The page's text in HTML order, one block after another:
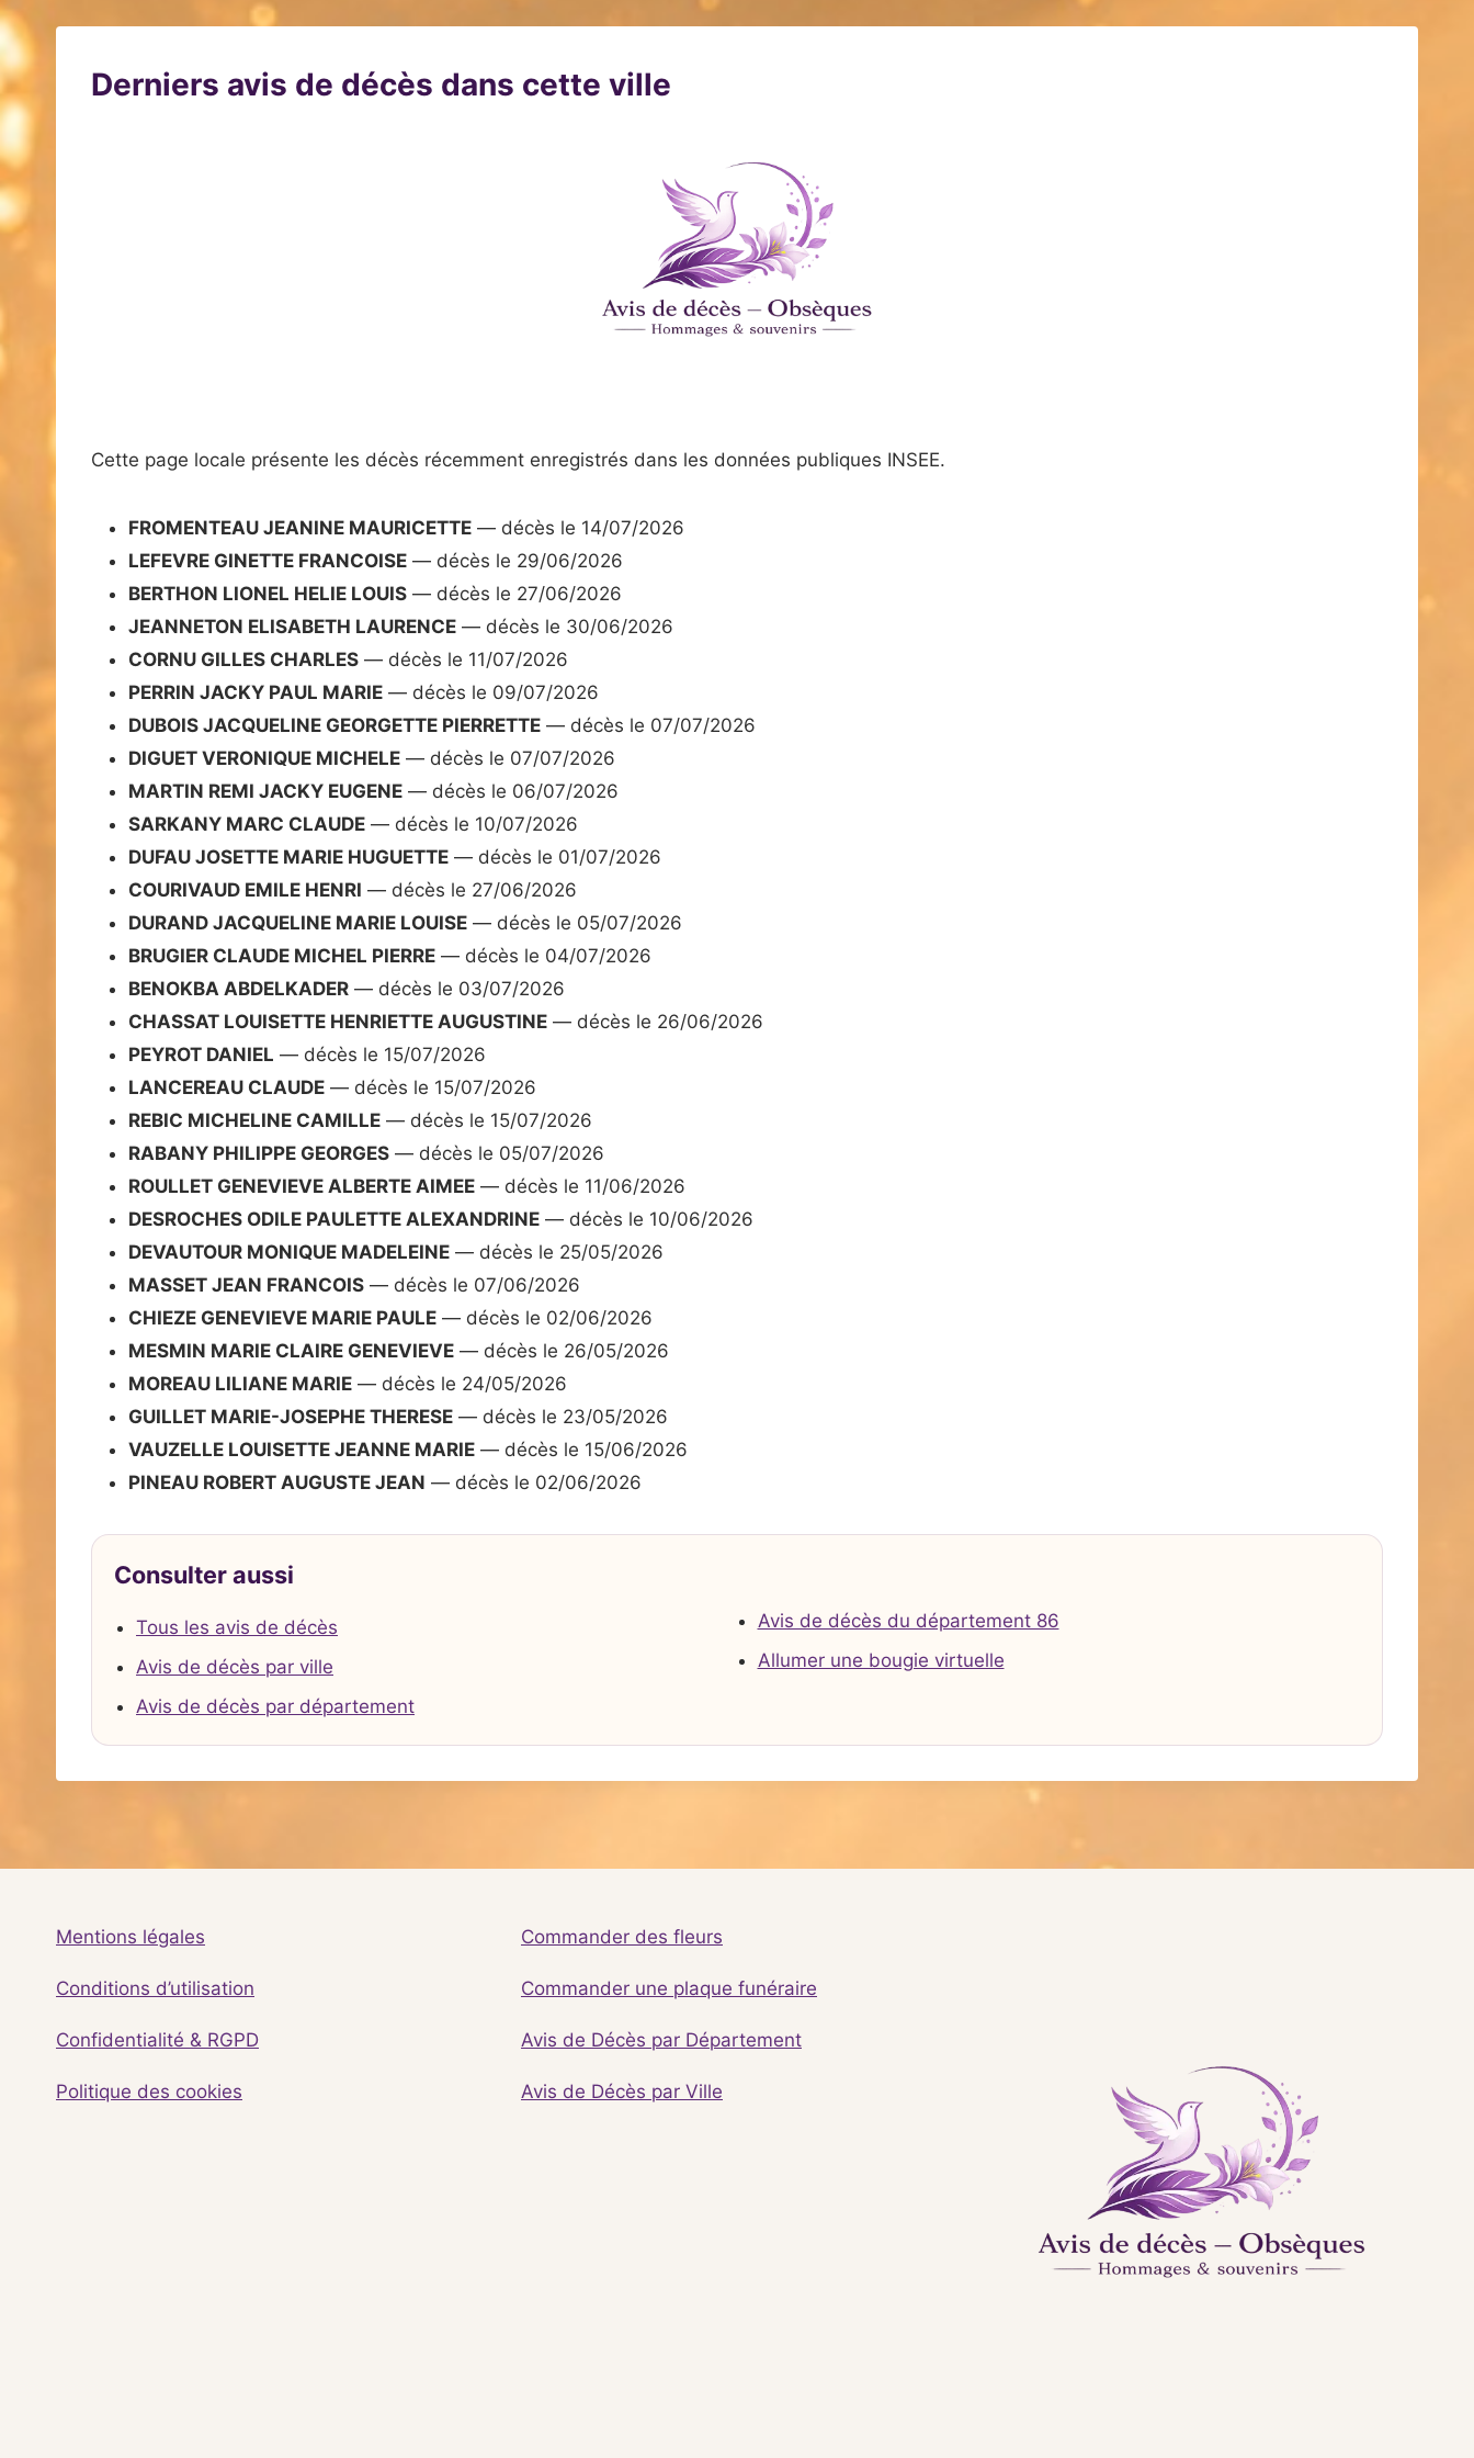
Derniers avis de décès dans cette ville
Cette page locale présente les décès récemment enregistrés dans les données publiques INSEE.
FROMENTEAU JEANINE MAURICETTE — décès le 14/07/2026
LEFEVRE GINETTE FRANCOISE — décès le 29/06/2026
BERTHON LIONEL HELIE LOUIS — décès le 27/06/2026
JEANNETON ELISABETH LAURENCE — décès le 30/06/2026
CORNU GILLES CHARLES — décès le 11/07/2026
PERRIN JACKY PAUL MARIE — décès le 09/07/2026
DUBOIS JACQUELINE GEORGETTE PIERRETTE — décès le 07/07/2026
DIGUET VERONIQUE MICHELE — décès le 07/07/2026
MARTIN REMI JACKY EUGENE — décès le 06/07/2026
SARKANY MARC CLAUDE — décès le 10/07/2026
DUFAU JOSETTE MARIE HUGUETTE — décès le 01/07/2026
COURIVAUD EMILE HENRI — décès le 27/06/2026
DURAND JACQUELINE MARIE LOUISE — décès le 05/07/2026
BRUGIER CLAUDE MICHEL PIERRE — décès le 04/07/2026
BENOKBA ABDELKADER — décès le 03/07/2026
CHASSAT LOUISETTE HENRIETTE AUGUSTINE — décès le 26/06/2026
PEYROT DANIEL — décès le 15/07/2026
LANCEREAU CLAUDE — décès le 15/07/2026
REBIC MICHELINE CAMILLE — décès le 15/07/2026
RABANY PHILIPPE GEORGES — décès le 05/07/2026
ROULLET GENEVIEVE ALBERTE AIMEE — décès le 11/06/2026
DESROCHES ODILE PAULETTE ALEXANDRINE — décès le 10/06/2026
DEVAUTOUR MONIQUE MADELEINE — décès le 25/05/2026
MASSET JEAN FRANCOIS — décès le 07/06/2026
CHIEZE GENEVIEVE MARIE PAULE — décès le 02/06/2026
MESMIN MARIE CLAIRE GENEVIEVE — décès le 26/05/2026
MOREAU LILIANE MARIE — décès le 24/05/2026
GUILLET MARIE-JOSEPHE THERESE — décès le 23/05/2026
VAUZELLE LOUISETTE JEANNE MARIE — décès le 15/06/2026
PINEAU ROBERT AUGUSTE JEAN — décès le 02/06/2026
Consulter aussi
Tous les avis de décès
Avis de décès par ville
Avis de décès par département
Avis de décès du département 86
Allumer une bougie virtuelle
Mentions légales
Conditions d’utilisation
Confidentialité & RGPD
Politique des cookies
Commander des fleurs
Commander une plaque funéraire
Avis de Décès par Département
Avis de Décès par Ville